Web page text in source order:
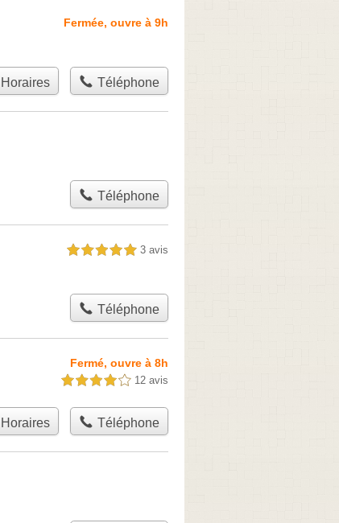
Fermée, ouvre à 9h
Horaires Téléphone
Téléphone
5,0 étoiles sur 5 3 avis
Téléphone
Fermé, ouvre à 8h
4,0 étoiles sur 5 12 avis
Horaires Téléphone